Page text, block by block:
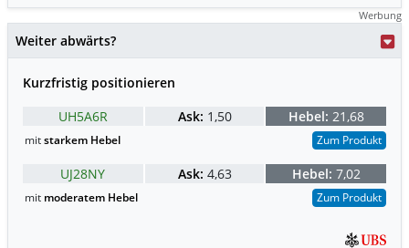
Werbung
Weiter abwärts?
Kurzfristig positionieren
UH5A6R
Ask: 1,50 Hebel: 21,68
mitstarkem Hebel Zum Produkt
UJ28NY Ask: 4,63 Hebel: 7,02
mit moderatem Hebel Zum Produkt